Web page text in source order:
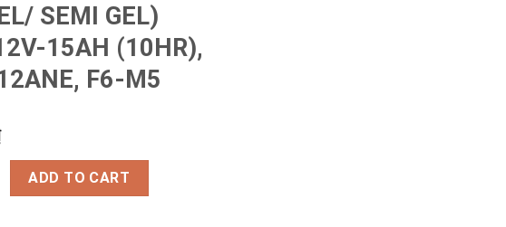
SEMI GEL)
15AH (10HR),
F6-M5
GEL (AGM GEL/ SEMI GEL) GLOBE 12V-15AH (10HR), LGD15-12ANE, F6-M5
ADD TO CART